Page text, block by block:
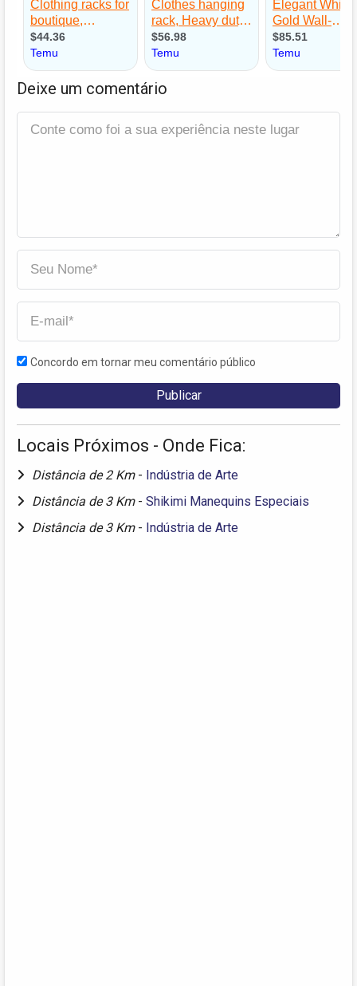
Deixe um comentário
Concordo em tornar meu comentário público
Locais Próximos - Onde Fica:
Distância de 2 Km - Indústria de Arte
Distância de 3 Km - Shikimi Manequins Especiais
Distância de 3 Km - Indústria de Arte